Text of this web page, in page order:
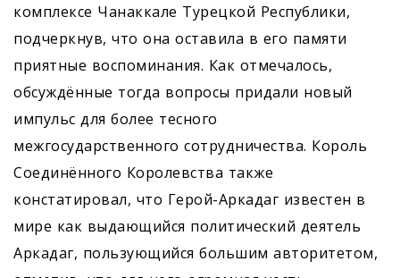
комплексе Чанаккале Турецкой Республики,
подчеркнув, что она оставила в его памяти
приятные воспоминания. Как отмечалось,
обсуждённые тогда вопросы придали новый
импульс для более тесного
межгосударственного сотрудничества. Король
Соединённого Королевства также
констатировал, что Герой-Аркадаг известен в
мире как выдающийся политический деятель
Аркадаг, пользующийся большим авторитетом,